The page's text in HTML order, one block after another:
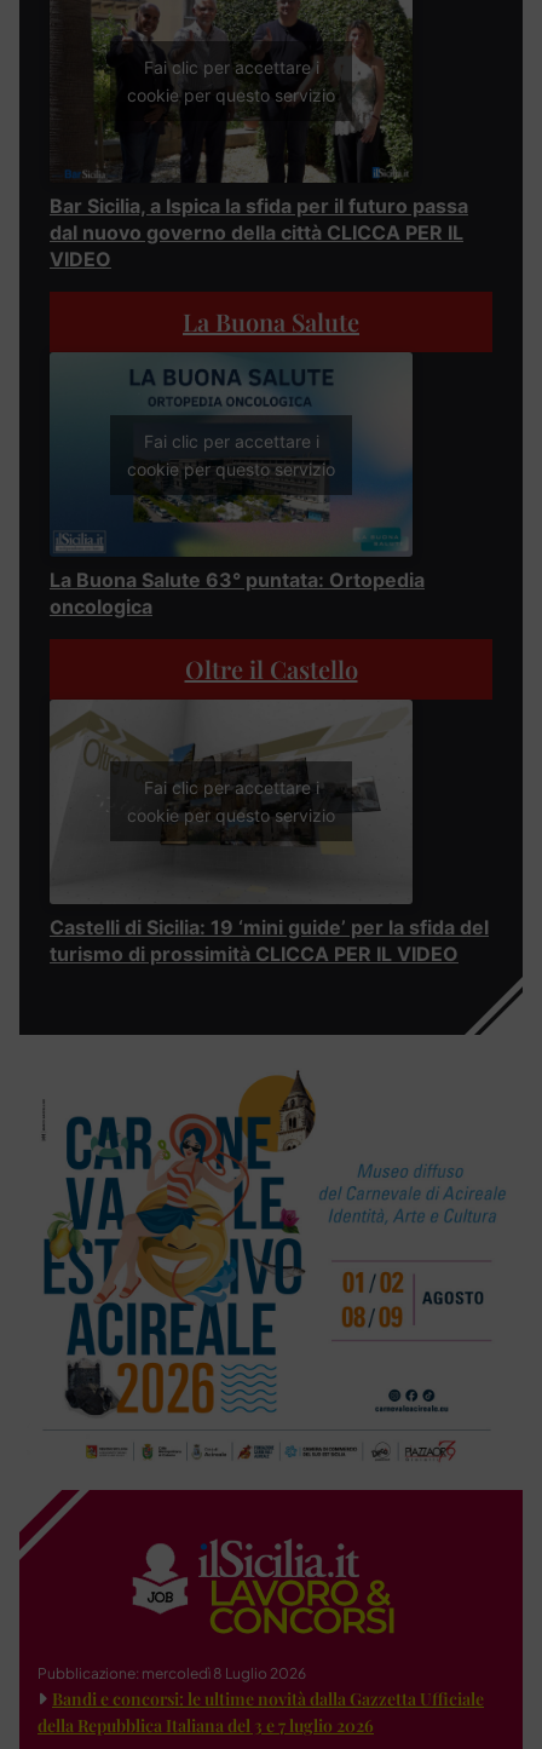
Fai clic per accettare i
cookie per questo servizio
Bar Sicilia, a Ispica la sfida per il futuro passa
dal nuovo governo della città CLICCA PER IL
VIDEO
La Buona Salute
Fai clic per accettare i
cookie per questo servizio
La Buona Salute 63° puntata: Ortopedia
oncologica
Oltre il Castello
Fai clic per accettare i
cookie per questo servizio
Castelli di Sicilia: 19 ‘mini guide’ per la sfida del
turismo di prossimità CLICCA PER IL VIDEO
Pubblicazione: mercoledì 8 Luglio 2026
Bandi e concorsi: le ultime novità dalla Gazzetta Ufficiale
della Repubblica Italiana del 3 e 7 luglio 2026